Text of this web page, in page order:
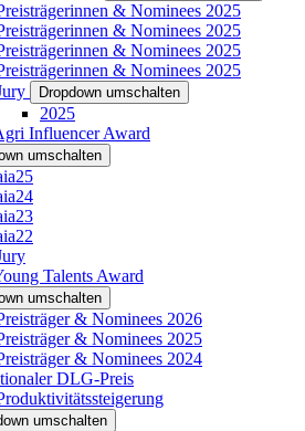
& Nominees 2025
& Nominees 2025
& Nominees 2025
& Nominees 2025
Dropdown umschalten
2025
Influencer Award
umschalten
Talents Award
umschalten
& Nominees 2026
& Nominees 2025
& Nominees 2024
DLG-Preis
umschalten